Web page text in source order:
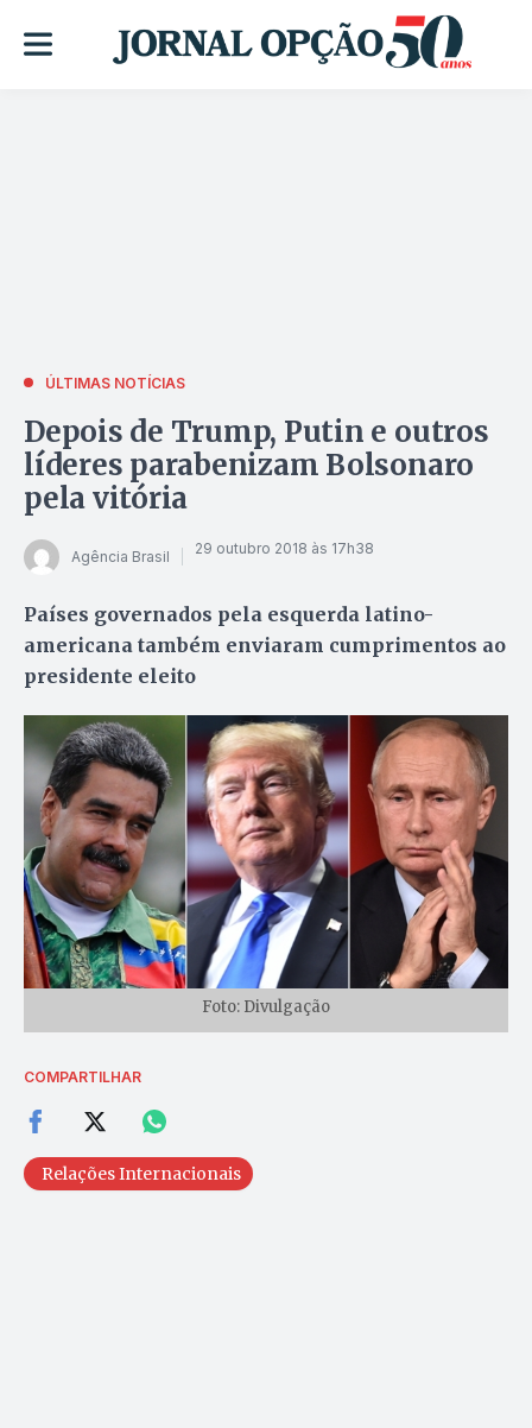
ÚLTIMAS NOTÍCIAS
Depois de Trump, Putin e outros
líderes parabenizam Bolsonaro
pela vitória
Agência Brasil 29 outubro 2018 às 17h38
Países governados pela esquerda latino-
americana também enviaram cumprimentos ao
presidente eleito
Foto: Divulgação
COMPARTILHAR
Relações Internacionais